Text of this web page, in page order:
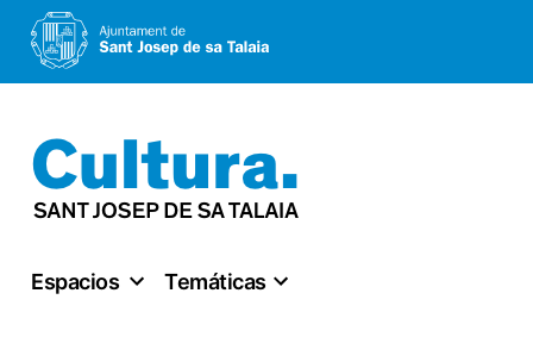
al
contenido
Espacios Temáticas